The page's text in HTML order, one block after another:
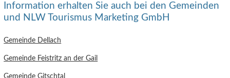
Information erhalten Sie auch bei den Gemeinden
und NLW Tourismus Marketing GmbH
Gemeinde Dellach
Gemeinde Feistritz an der Gail
Gemeinde Gitschtal